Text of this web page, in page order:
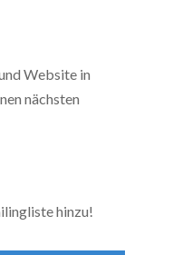
Website in
nächsten
hinzu!